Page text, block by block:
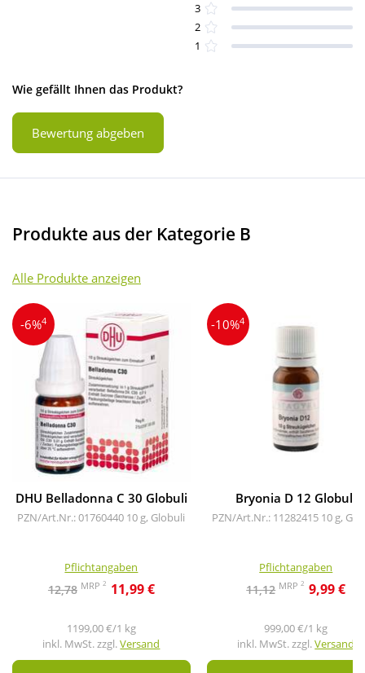
3
2
1
Wie gefällt Ihnen das Produkt?
Bewertung abgeben
Produkte aus der Kategorie B
Alle Produkte anzeigen
-6%4
DHU Belladonna C 30 Globuli
PZN/Art.Nr.: 01760440 10 g, Globuli
Pflichtangaben
12,78 MRP 2 11,99 €
1199,00 €/1 kg
inkl. MwSt. zzgl.Versand
-10%4
Bryonia D 12 Globuli
PZN/Art.Nr.: 11282415 10 g,
Pflichtangaben
11,12 MRP2 9,99 €
999,00 €/1 kg
inkl. MwSt. zzgl.Versand